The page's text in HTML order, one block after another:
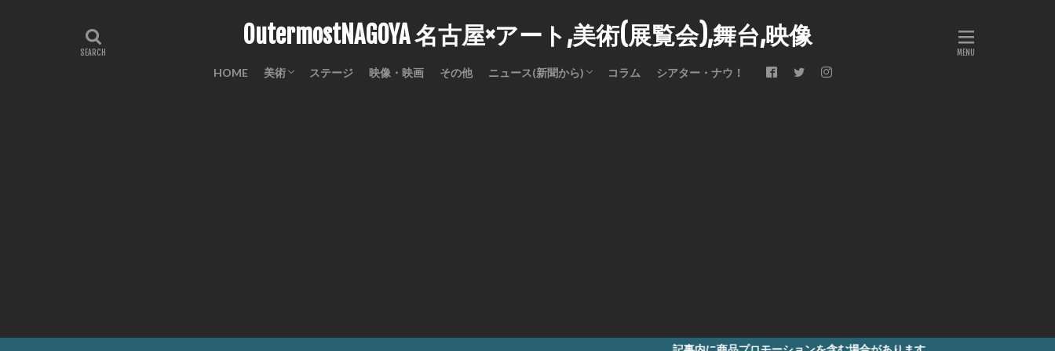
OutermostNAGOYA 名古屋×アート,美術(展覧会),舞台,映像
HOME 美術 ステージ 映像・映画 その他 ニュース(新聞から) コラム シアター・ナウ！